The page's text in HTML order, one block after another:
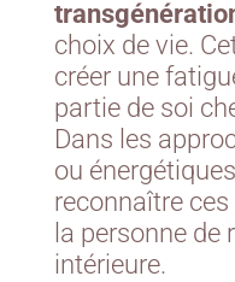
choix de vie.
créer une
partie de soi
Dans les
ou
reconnaître
la personne de
intérieure.